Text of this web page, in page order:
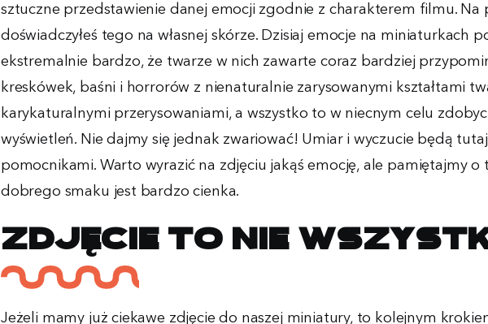
sztuczne przedstawienie danej emocji zgodnie z charakterem filmu. Na
doświadczyłeś tego na własnej skórze. Dzisiaj emocje na miniaturkach
ekstremalnie bardzo, że twarze w nich zawarte coraz bardziej
kreskówek, baśni i horrorów z nienaturalnie zarysowanymi kształtami
karykaturalnymi przerysowaniami, a wszystko to w niecnym celu
wyświetleń. Nie dajmy się jednak zwariować! Umiar i wyczucie będą
pomocnikami. Warto wyrazić na zdjęciu jakąś emocję, ale pamiętajmy o
dobrego smaku jest bardzo cienka.
Zdjęcie to nie
Jeżeli mamy już ciekawe zdjęcie do naszej miniatury, to kolejnym